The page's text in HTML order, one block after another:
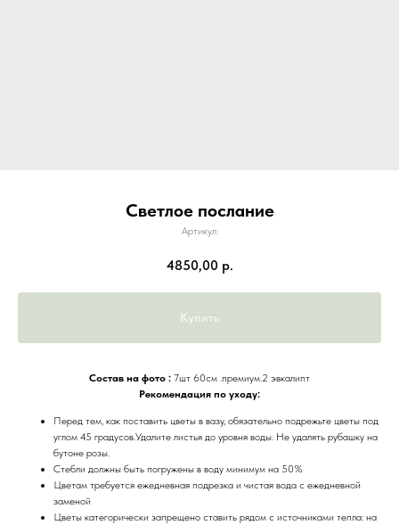
Светлое послание
Артикул:
4850,00 р.
Купить
Состав на фото : 7шт 60см .премиум.2 эвкалипт
Рекомендация по уходу:
Перед тем, как поставить цветы в вазу, обязательно подрежьте цветы под
углом 45 градусов.Удалите листья до уровня воды. Не удалять рубашку на
бутоне розы.
Стебли должны быть погружены в воду минимум на 50%
Цветам требуется ежедневная подрезка и чистая вода с ежедневной
заменой
Цветы категорически запрещено ставить рядом с источниками тепла: на